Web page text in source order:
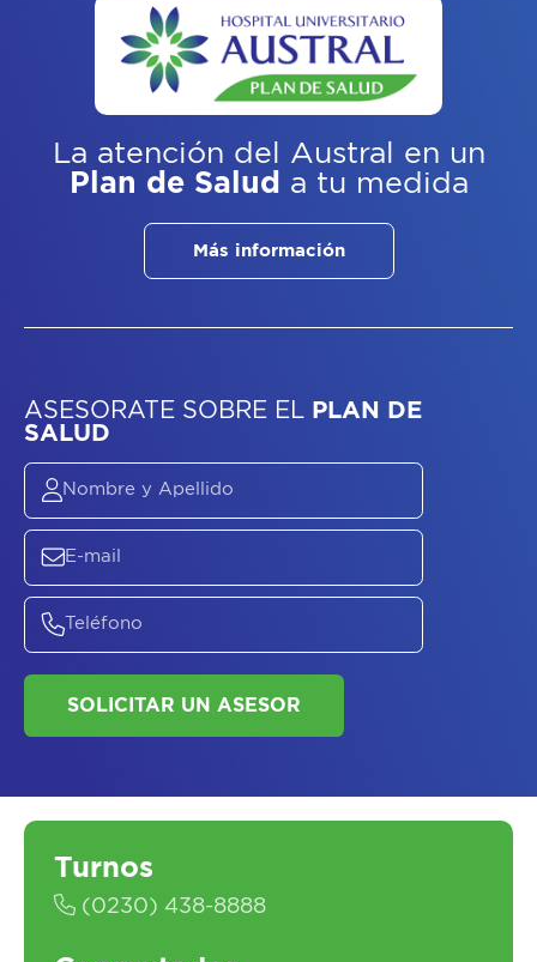
La atención del Austral
en un
Plan de Salud a tu medida
Más información
ASESORATE SOBREELPLAN DE
SALUD
SOLICITAR UN ASESOR
Turnos
(0230) 438-8888